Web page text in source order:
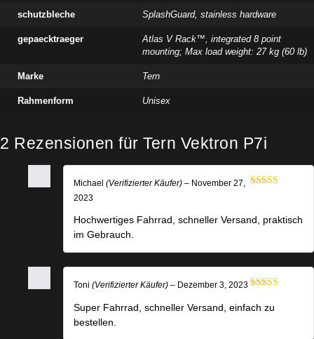
schutzbleche SplashGuard, stainless hardware
gepaecktraeger
Atlas V Rack™, integrated 8 point
mounting; Max load weight: 27 kg (60 lb)
Marke Tern
Rahmenform Unisex
2 Rezensionen für Tern Vektron P7i
Michael (Verifizierter Käufer) – November 27,
2023
Hochwertiges Fahrrad, schneller Versand, praktisch
im Gebrauch.
5von 5
Toni (Verifizierter Käufer) – Dezember 3, 2023
Super Fahrrad, schneller Versand, einfach zu
bestellen.